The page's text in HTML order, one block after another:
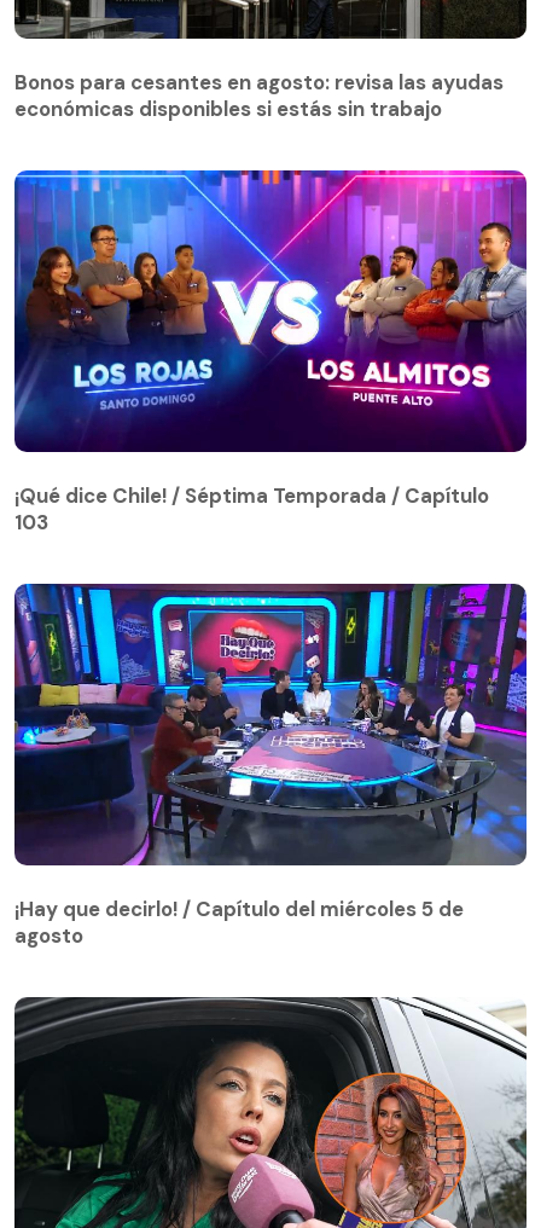
Bonos para cesantes en agosto: revisa las ayudas
económicas disponibles si estás sin trabajo
103
¡Qué dice Chile! / Séptima Temporada / Capítulo
103
agosto
¡Hay que decirlo! / Capítulo del miércoles 5 de
agosto